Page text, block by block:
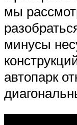
мы
минусы
автопарк